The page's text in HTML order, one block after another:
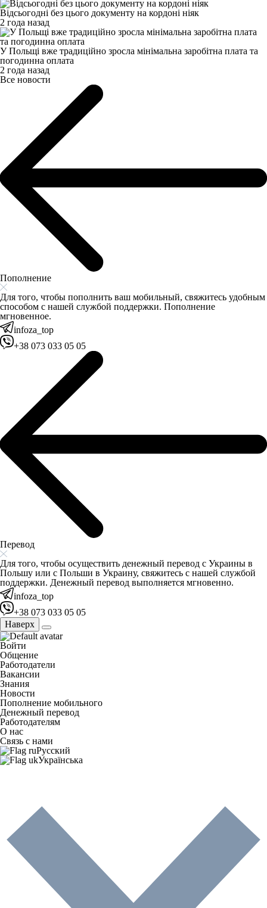
Відсьогодні без цього документу на кордоні ніяк
2 года назад
У Польщі вже традиційно зросла мінімальна заробітна плата та
погодинна оплата
2 года назад
Все новости
Пополнение
Для того, чтобы пополнить ваш мобильный, свяжитесь удобным
способом с нашей службой поддержки. Пополнение
мгновенное.
infoza_top
+38 073 033 05 05
Перевод
Для того, чтобы осуществить денежный перевод с Украины в
Польшу или с Польши в Украину, свяжитесь с нашей службой
поддержки. Денежный перевод выполняется мгновенно.
infoza_top
+38 073 033 05 05
Наверх
Войти
Общение
Работодатели
Вакансии
Знания
Новости
Пополнение мобильного
Денежный перевод
Работодателям
О нас
Связь с нами
Русский
Українська